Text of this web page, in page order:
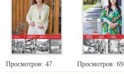
Просмотров: 47 Просмотров: 69